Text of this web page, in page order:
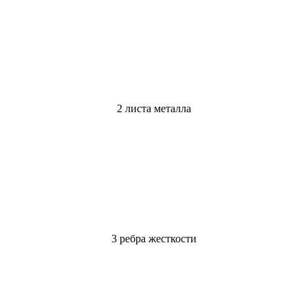
2 листа металла
3 ребра жесткости